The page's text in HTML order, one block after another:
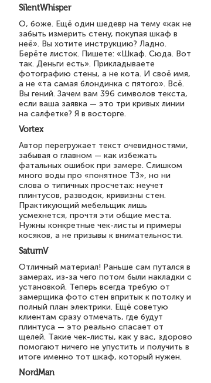
SilentWhisper
О, боже. Ещё один шедевр на тему «как не
забыть измерить стену, покупая шкаф в
неё». Вы хотите инструкцию? Ладно.
Берёте листок. Пишете: «Шкаф. Сюда. Вот
так. Деньги есть». Прикладываете
фотографию стены, а не кота. И своё имя,
а не «та самая блондинка с пятого». Всё.
Вы гений. Зачем вам 396 символов текста,
если ваша заявка — это три кривых линии
на салфетке? Я в восторге.
Vortex
Автор перегружает текст очевидностями,
забывая о главном — как избежать
фатальных ошибок при замере. Слишком
много воды про «понятное ТЗ», но ни
слова о типичных просчетах: неучет
плинтусов, разводок, кривизны стен.
Практикующий мебельщик лишь
усмехнется, прочтя эти общие места.
Нужны конкретные чек-листы и примеры
косяков, а не призывы к внимательности.
SaturnV
Отличный материал! Раньше сам путался в
замерах, из-за чего потом были накладки с
установкой. Теперь всегда требую от
замерщика фото стен впритык к потолку и
полный план электрики. Ещё советую
клиентам сразу отмечать, где будут
плинтуса — это реально спасает от
щелей. Такие чек-листы, как у вас, здорово
помогают ничего не упустить и получить в
итоге именно тот шкаф, который нужен.
NordMan